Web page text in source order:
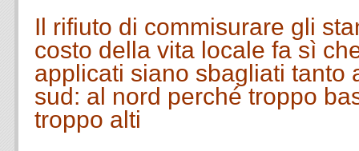
Il rifiuto di commisurare gli
costo della vita locale fa sì
applicati siano sbagliati tanto
sud: al nord perché troppo
troppo alti